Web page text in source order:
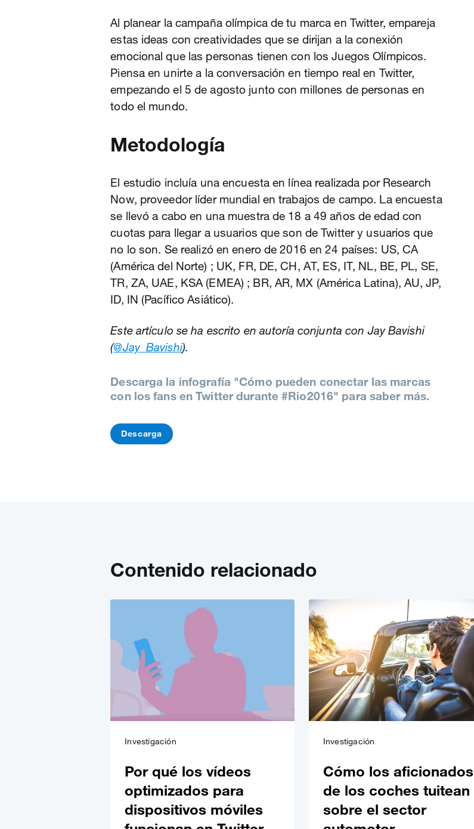
Al planear la campaña olímpica de tu marca en Twitter, empareja
estas ideas con creatividades que se dirijan a la conexión
emocional que las personas tienen con los Juegos Olímpicos.
Piensa en unirte a la conversación en tiempo real en Twitter,
empezando el 5 de agosto junto con millones de personas en
todo el mundo.
Metodología
El estudio incluía una encuesta en línea realizada por Research
Now, proveedor líder mundial en trabajos de campo. La encuesta
se llevó a cabo en una muestra de 18 a 49 años de edad con
cuotas para llegar a usuarios que son de Twitter y usuarios que
no lo son. Se realizó en enero de 2016 en 24 países: US, CA
(América del Norte) ; UK, FR, DE, CH, AT, ES, IT, NL, BE, PL, SE,
TR, ZA, UAE, KSA (EMEA) ; BR, AR, MX (América Latina), AU, JP,
ID, IN (Pacífico Asiático).
Este artículo se ha escrito en autoría conjunta con Jay Bavishi
(@Jay_Bavishi).
Descarga la infografía "Cómo pueden conectar las marcas
con los fans en Twitter durante #Rio2016" para saber más.
Descarga
Contenido relacionado
Investigación
Por qué los vídeos
optimizados para
dispositivos móviles
Investigación
Cómo los aficionados
de los coches tuitean
sobre el sector